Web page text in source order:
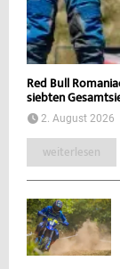
Red Bull
siebten
2. August 2026
weiterlesen